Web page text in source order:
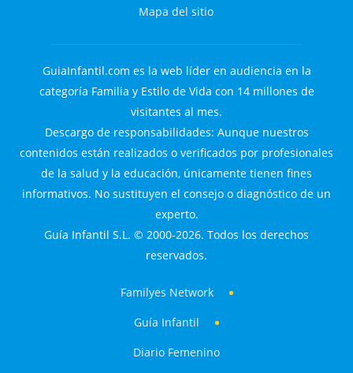
Mapa del sitio
GuiaInfantil.com es la web líder en audiencia en la
categoría Familia y Estilo de Vida con 14 millones de
visitantes al mes.
Descargo de responsabilidades: Aunque nuestros
contenidos están realizados o verificados por profesionales
de la salud y la educación, únicamente tienen fines
informativos. No sustituyen el consejo o diagnóstico de un
experto.
Guía Infantil S.L. © 2000-2026. Todos los derechos
reservados.
Familyes Network
Guía Infantil
Diario Femenino